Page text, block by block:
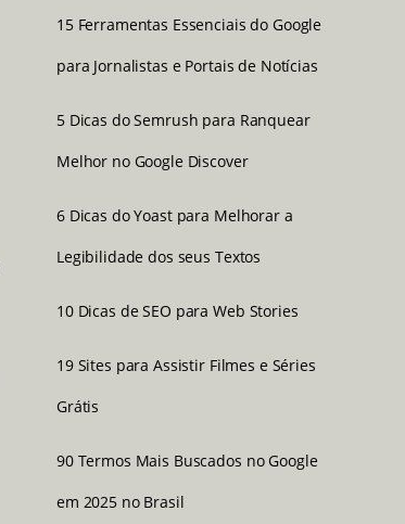
15 Ferramentas Essenciais do Google
para Jornalistas e Portais de Notícias
5 Dicas do Semrush para Ranquear
Melhor no Google Discover
6 Dicas do Yoast para Melhorar a
Legibilidade dos seus Textos
10 Dicas de SEO para Web Stories
19 Sites para Assistir Filmes e Séries
Grátis
90 Termos Mais Buscados no Google
em 2025 no Brasil